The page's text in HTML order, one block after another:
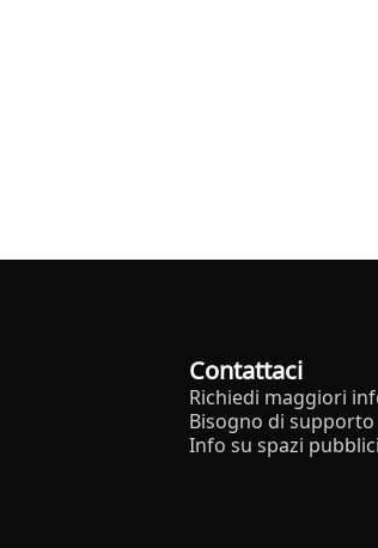
Contattaci
Richiedi maggiori
Bisogno di supporto
Info su spazi